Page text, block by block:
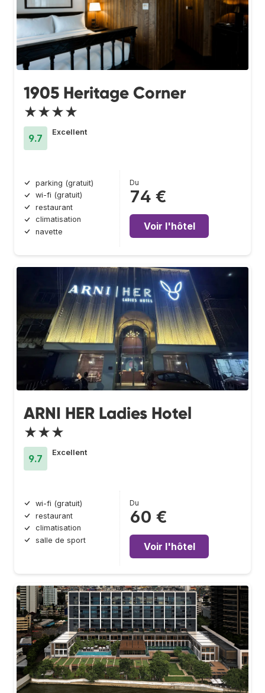
1905 Heritage Corner
★★★★
9.7
Excellent
parking (gratuit)
wi-fi (gratuit)
restaurant
climatisation
navette
Du
74 €
Voir l'hôtel
ARNI HER Ladies Hotel
★★★
9.7
Excellent
wi-fi (gratuit)
restaurant
climatisation
salle de sport
Du
60 €
Voir l'hôtel